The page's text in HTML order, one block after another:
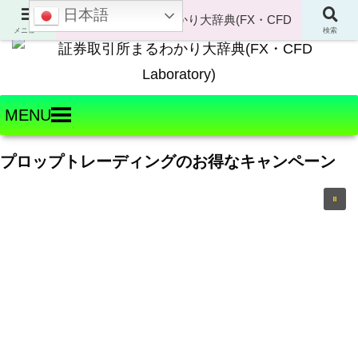
Welcome to FX・CFD Laboratory!
MENU
プロップトレーディングのお得なキャンペーン
メニュー 検索
日本語